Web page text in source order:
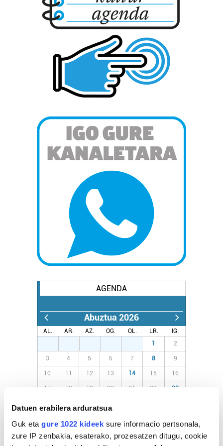
Datuen erabilera arduratsua
Guk eta gure 1022 kideek sure informacio pertsonala,
zure IP zenbakia, esaterako, prozesatzen ditugu, cookie
AGENDA
Abuztua 2026
AL. AR. AZ. OG. OL. LR.
IG.
1 2
3 4 5 6 7 8 9
10 11 12 13 14 15 16
17 18 19 20 21 22 23